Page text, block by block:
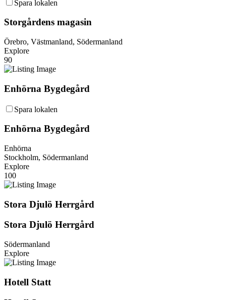
Spara lokalen
Storgårdens magasin
Örebro, Västmanland, Södermanland
Explore
90
Enhörna Bygdegård
Spara lokalen
Enhörna Bygdegård
Enhörna
Stockholm, Södermanland
Explore
100
Stora Djulö Herrgård
Stora Djulö Herrgård
Södermanland
Explore
Hotell Statt